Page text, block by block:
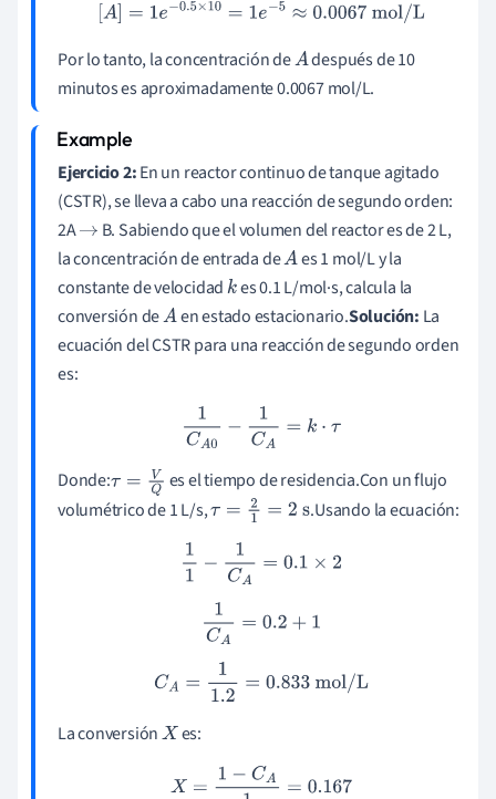
[ A]=1e−0.5× 10= 1e−5≈ 0.0067mol/L
Por lo tanto, la concentración deA después de 10
minutos es aproximadamente 0.0067 mol/L.
Ejercicio 2:En un reactor continuo de tanque agitado
(CSTR), se lleva a cabo una reacción de segundo orden:
2A→ B. Sabiendo que el volumen del reactor es de 2 L,
la concentración de entrada deA es 1 mol/L y la
constante de velocidadkes 0.1 L/mol·s, calcula la
conversión deA en estado estacionario.Solución: La
ecuación del CSTR para una reacción de segundo orden
es:
1C A0 −1CA =k⋅ τ
Donde:τ= VQ
es el tiempo de residencia.Con un flujo
volumétrico de 1 L/s,τ= 21 =2 s
.Usando la ecuación:
1 1−1CA=0.1 ×2
1C A= 0.2+ 1
CA =11.2 =0.833mol/L
La conversiónX es:
X=1−CA1=0.167